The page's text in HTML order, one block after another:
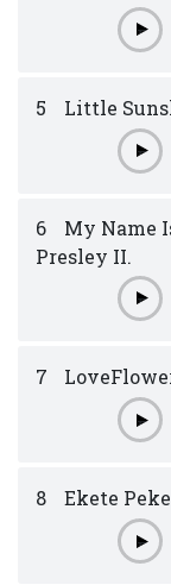
5 Little
6
My Name
Presley II.
7
8 Ekete